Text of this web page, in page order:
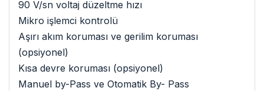
90 V/sn voltaj düzeltme hızı
Mikro işlemci kontrolü
Aşırı akım koruması ve gerilim koruması
(opsiyonel)
Kısa devre koruması (opsiyonel)
Manuel by-Pass ve Otomatik By- Pass